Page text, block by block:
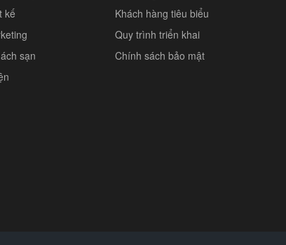
kế
sạn
Khách hàng tiêu biểu
Quy trình triển khai
Chính sách bảo mật